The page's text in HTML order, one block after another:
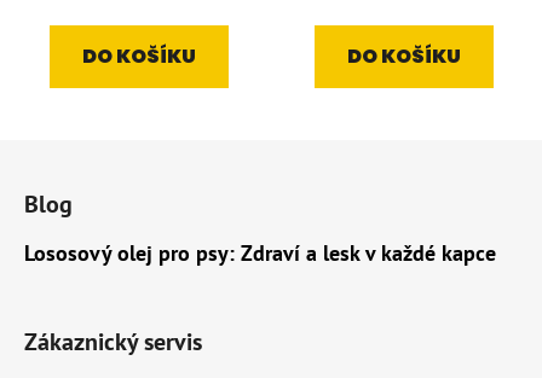
DO KOŠÍKU DO KOŠÍKU
Blog
Lososový olej pro psy: Zdraví a lesk v každé kapce
Zákaznický servis